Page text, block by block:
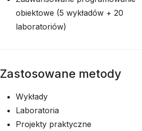
obiektowe (5 wykładów + 20
laboratoriów)
Zastosowane metody
Wykłady
Laboratoria
Projekty praktyczne